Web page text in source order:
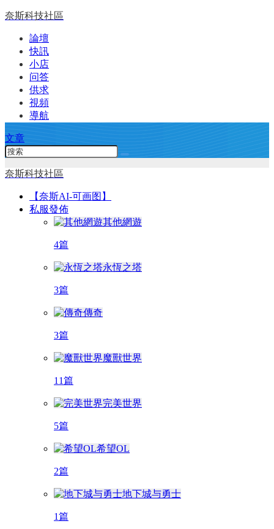
奈斯科技社區
論壇
快訊
小店
问答
供求
視頻
導航
文章
奈斯科技社區
【奈斯AI-可画图】
私服發佈
其他網遊
4篇
永恆之塔
3篇
傳奇
3篇
魔獸世界
11篇
完美世界
5篇
希望OL
2篇
地下城与勇士
1篇